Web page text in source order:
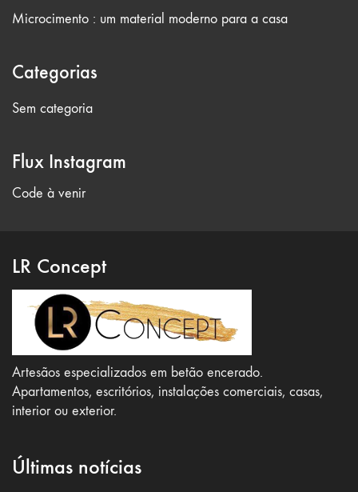
Microcimento : um material moderno para a casa
Categorias
Sem categoria
Flux Instagram
Code à venir
LR Concept
Artesãos especializados em betão encerado.
Apartamentos, escritórios, instalações comerciais, casas,
interior ou exterior.
Últimas notícias